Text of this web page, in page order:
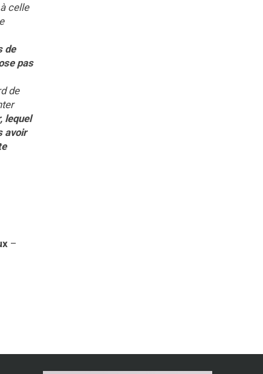
celle
de
pas
de
lequel
avoir
–